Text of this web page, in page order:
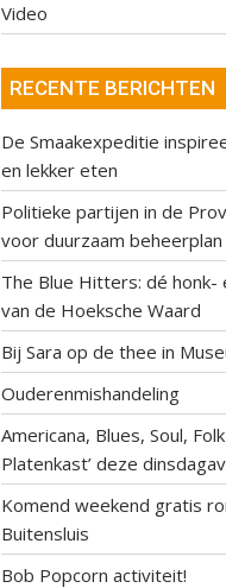
Video
RECENTE BERICHTEN
De Smaakexpeditie
en lekker eten
Politieke partijen in de
voor duurzaam
The Blue Hitters: dé
van de Hoeksche Waard
Bij Sara op de thee in
Ouderenmishandeling
Americana, Blues, Soul,
Platenkast’ deze
Komend weekend gratis
Buitensluis
Bob Popcorn activiteit!